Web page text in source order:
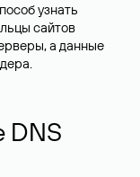
узнать
сайтов
а данные
DNS